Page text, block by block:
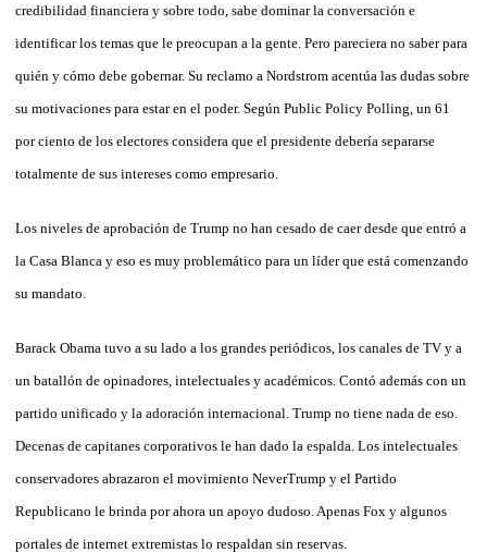
credibilidad financiera y sobre todo, sabe dominar la conversación e
identificar los temas que le preocupan a la gente. Pero pareciera no saber para
quién y cómo debe gobernar. Su reclamo a Nordstrom acentúa las dudas sobre
su motivaciones para estar en el poder. Según Public Policy Polling, un 61
por ciento de los electores considera que el presidente debería separarse
totalmente de sus intereses como empresario.
Los niveles de aprobación de Trump no han cesado de caer desde que entró a
la Casa Blanca y eso es muy problemático para un líder que está comenzando
su mandato.
Barack Obama tuvo a su lado a los grandes periódicos, los canales de TV y a
un batallón de opinadores, intelectuales y académicos. Contó además con un
partido unificado y la adoración internacional. Trump no tiene nada de eso.
Decenas de capitanes corporativos le han dado la espalda. Los intelectuales
conservadores abrazaron el movimiento NeverTrump y el Partido
Republicano le brinda por ahora un apoyo dudoso. Apenas Fox y algunos
portales de internet extremistas lo respaldan sin reservas.